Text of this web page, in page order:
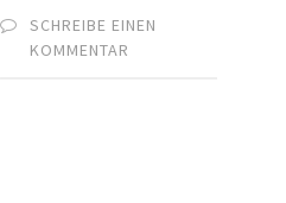
SCHREIBE EINEN
KOMMENTAR